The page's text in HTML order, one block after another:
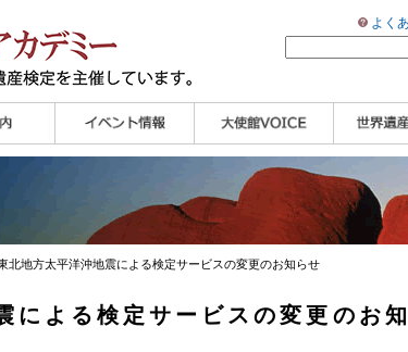
よく
ル
ジ 講演会
大使館セミナー
展示会
講座・セミナー
ツアー情報
イベントレポート 研究員ブ
マイスタ
き
WHAフォ
ー
世界遺産
世界遺産
HP
学習アシ
世界遺産
【pamon】
北地方太平洋沖地震による検定サービスの変更のお知らせ
による検定サービスの変更のお